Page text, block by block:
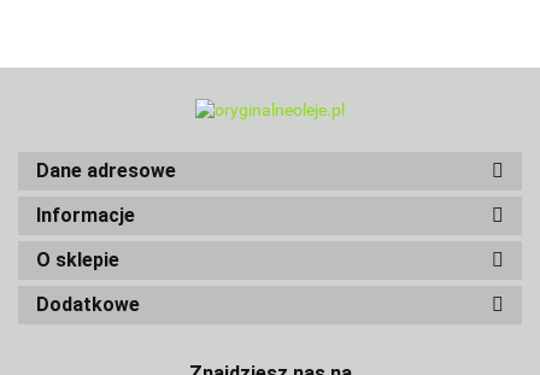
Dane adresowe
Informacje
O sklepie
Dodatkowe